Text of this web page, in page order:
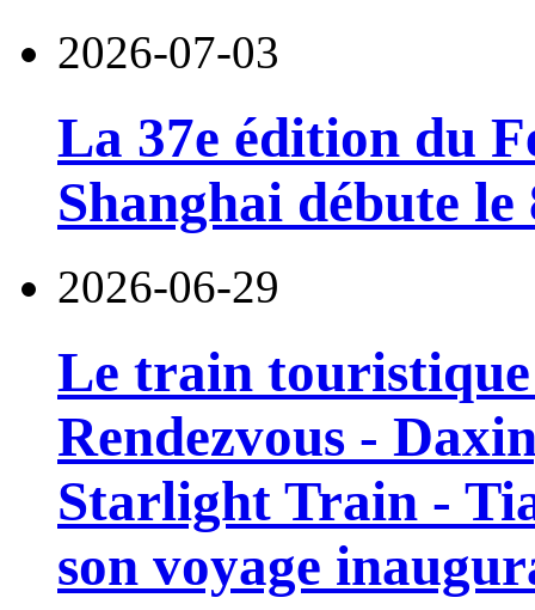
2026-07-03
La 37e édition du
Shanghai débute
2026-06-29
Le train
Rendezvous -
Starlight Train -
son voyage